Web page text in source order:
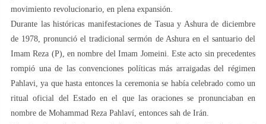
movimiento revolucionario, en plena expansión.
Durante las históricas manifestaciones de Tasua y Ashura de diciembre
de 1978, pronunció el tradicional sermón de Ashura en el santuario del
Imam Reza (P), en nombre del Imam Jomeini. Este acto sin precedentes
rompió una de las convenciones políticas más arraigadas del régimen
Pahlavi, ya que hasta entonces la ceremonia se había celebrado como un
ritual oficial del Estado en el que las oraciones se pronunciaban en
nombre de Mohammad Reza Pahlaví, entonces sah de Irán.